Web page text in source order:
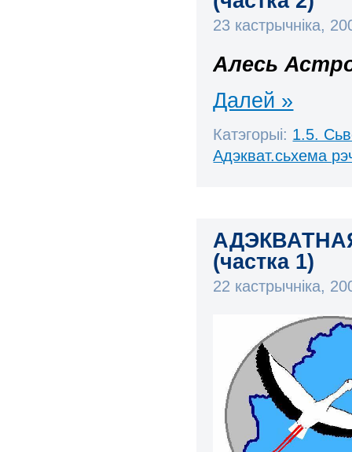
23 кастрычніка,
Алесь
Далей »
Катэгорыі: 1.5.
Адэкват.сьхема
(частка 1)
22 кастрычніка,